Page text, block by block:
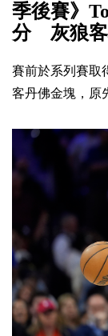
季後賽》
分 灰狼客
賽前於系列賽取
客丹佛金塊，原